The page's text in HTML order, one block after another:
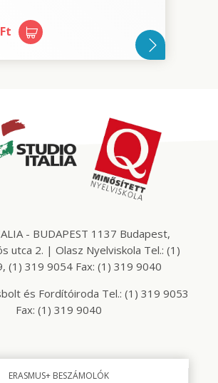
- BUDAPEST 1137 Budapest,
utca 2. | Olasz Nyelviskola Tel.: (1)
(1) 319 9054 Fax: (1) 319 9040
és Fordítóiroda Tel.: (1) 319 9053
Fax: (1) 319 9040
ERASMUS+ BESZÁMOLÓK